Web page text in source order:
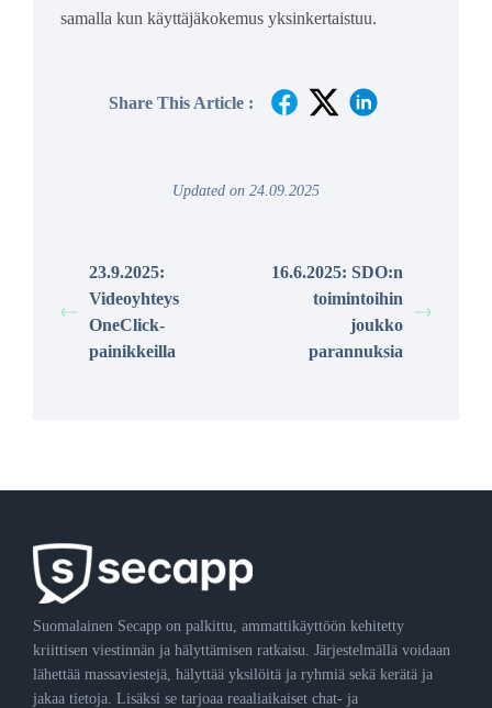
samalla kun käyttäjäkokemus yksinkertaistuu.
Share This Article :
Updated on 24.09.2025
23.9.2025:
Videoyhteys
OneClick-
painikkeilla
16.6.2025: SDO:n
toimintoihin
joukko
parannuksia
Suomalainen Secapp on palkittu, ammattikäyttöön kehitetty
kriittisen viestinnän ja hälyttämisen ratkaisu. Järjestelmällä voidaan
lähettää massaviestejä, hälyttää yksilöitä ja ryhmiä sekä kerätä ja
jakaa tietoja. Lisäksi se tarjoaa reaaliaikaiset chat- ja